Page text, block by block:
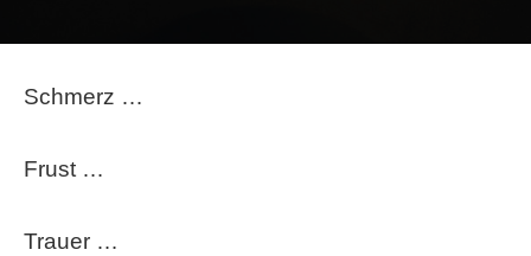
Schmerz …
Frust …
Trauer …